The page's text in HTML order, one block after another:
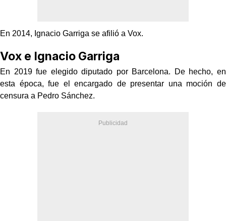
En 2014, Ignacio Garriga se afilió a Vox.
Vox e Ignacio Garriga
En 2019 fue elegido diputado por Barcelona. De hecho, en
esta época, fue el encargado de presentar una moción de
censura a Pedro Sánchez.